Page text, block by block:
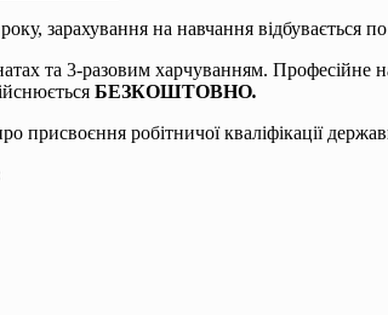
зарахування на навчання відбувається
та 3-разовим харчуванням. Професійне
БЕЗКОШТОВНО.
присвоєння робітничої кваліфікації